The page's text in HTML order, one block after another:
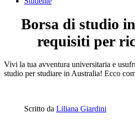
Borsa di studio
requisiti per
Vivi la tua avventura universitaria e
studio per studiare in Australia! Ecco
Scritto da Liliana Giardini